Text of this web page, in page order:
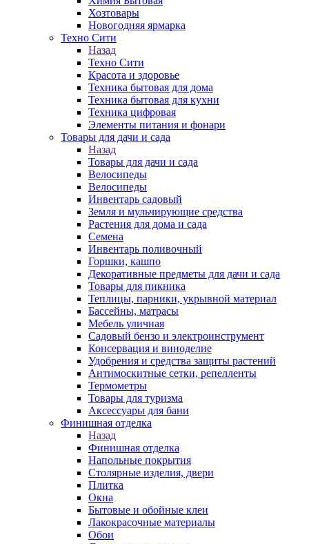
Хозтовары
Новогодняя ярмарка
Техно Сити
Назад
Техно Сити
Красота и здоровье
Техника бытовая для дома
Техника бытовая для кухни
Техника цифровая
Элементы питания и фонари
Товары для дачи и сада
Назад
Товары для дачи и сада
Велосипеды
Велосипеды
Инвентарь садовый
Земля и мульчирующие средства
Растения для дома и сада
Семена
Инвентарь поливочный
Горшки, кашпо
Декоративные предметы для дачи и сада
Товары для пикника
Теплицы, парники, укрывной материал
Бассейны, матрасы
Мебель уличная
Садовый бензо и электроинструмент
Консервация и виноделие
Удобрения и средства защиты растений
Антимоскитные сетки, репелленты
Термометры
Товары для туризма
Аксессуары для бани
Финишная отделка
Назад
Финишная отделка
Напольные покрытия
Столярные изделия, двери
Плитка
Окна
Бытовые и обойные клеи
Лакокрасочные материалы
Обои